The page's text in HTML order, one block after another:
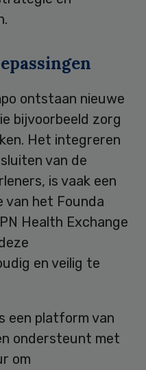
ontstaan nieuwe
bijvoorbeeld zorg
Het integreren
van de
is vaak een
van het Founda
Health Exchange
en veilig te
een platform van
ondersteunt met
om